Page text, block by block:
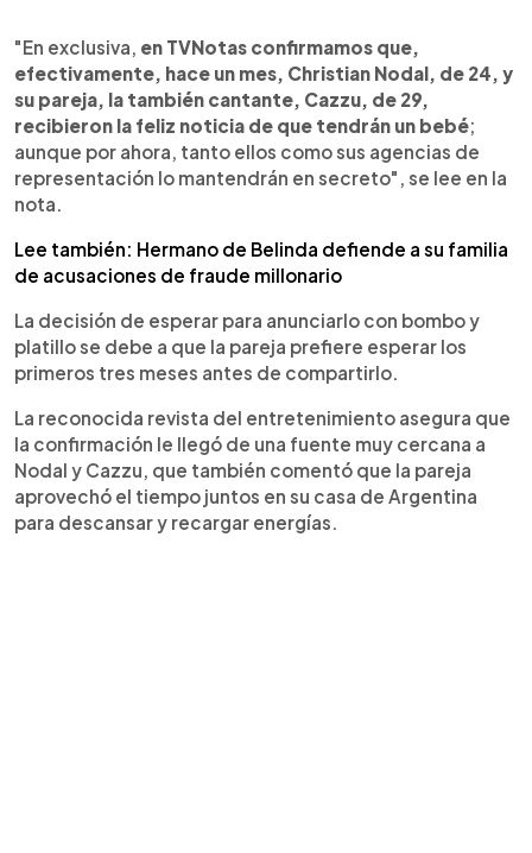
"En exclusiva, en TVNotas confirmamos que,
efectivamente, hace un mes, Christian Nodal, de 24, y
su pareja, la también cantante, Cazzu, de 29,
recibieron la feliz noticia de que tendrán un bebé;
aunque por ahora, tanto ellos como sus agencias de
representación lo mantendrán en secreto", se lee en la
nota.
Lee también: Hermano de Belinda defiende a su familia
de acusaciones de fraude millonario
La decisión de esperar para anunciarlo con bombo y
platillo se debe a que la pareja prefiere esperar los
primeros tres meses antes de compartirlo.
La reconocida revista del entretenimiento asegura que
la confirmación le llegó de una fuente muy cercana a
Nodal y Cazzu, que también comentó que la pareja
aprovechó el tiempo juntos en su casa de Argentina
para descansar y recargar energías.